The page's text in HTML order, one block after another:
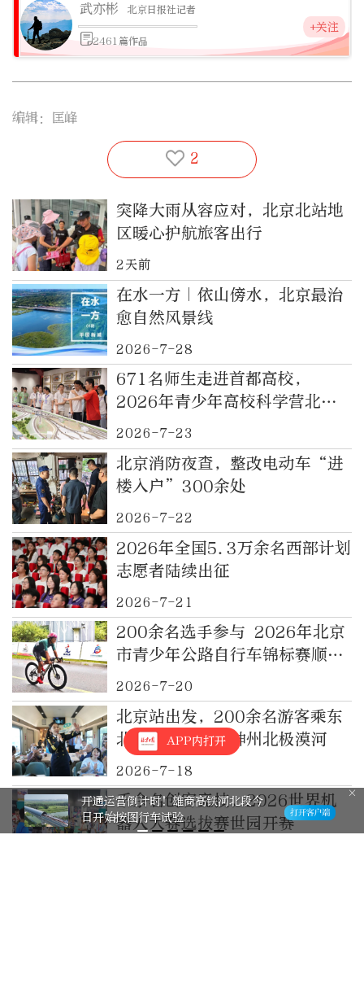
武亦彬 北京日报社记者
2461篇作品
+关注
编辑：匡峰
2
突降大雨从容应对，北京北站地
区暖心护航旅客出行
2天前
在水一方｜依山傍水，北京最治
愈自然风景线
2026-7-28
671名师生走进首都高校，
2026年青少年高校科学营北京
营举办
2026-7-23
北京消防夜查，整改电动车“进
楼入户”300余处
2026-7-22
2026年全国5.3万余名西部计划
志愿者陆续出征
2026-7-21
200余名选手参与 2026年北京
市青少年公路自行车锦标赛顺利
开赛
2026-7-20
北京站出发，200余名游客乘东
北旅游专列打卡神州北极漠河
2026-7-18
千余名创客竞技，2026世界机
器人大赛选拔赛世园开赛
APP内打开
开通运营倒计时！雄商高铁河北段今
日开始按图行车试验